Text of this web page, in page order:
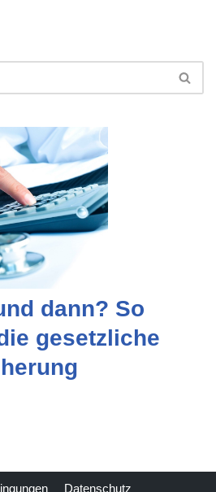
dann? So
gesetzliche
Datenschutz